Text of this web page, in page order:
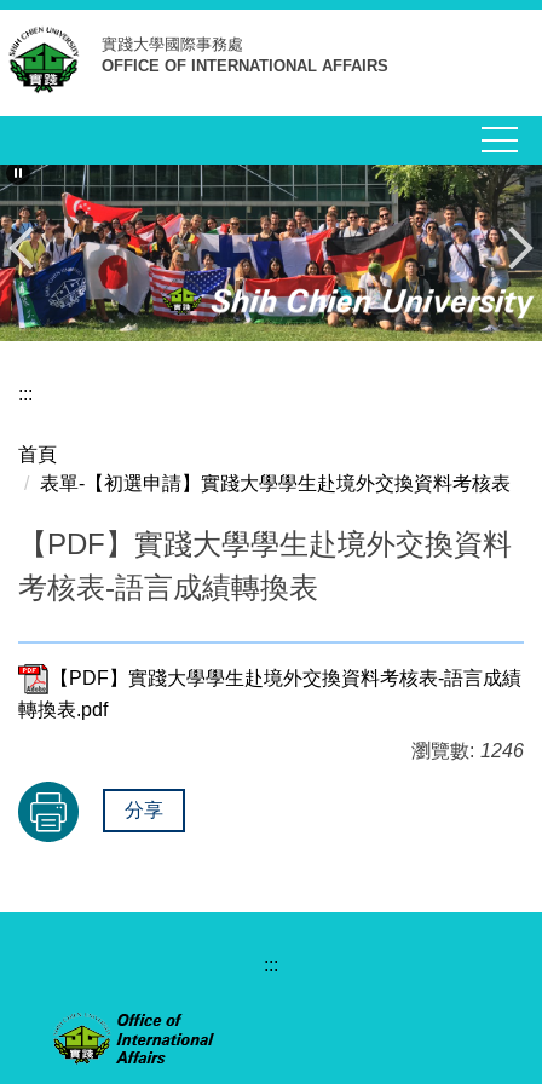
跳
到
主
要
容
區
實踐大學國際事務處
OFFICE OF INTERNATIONAL AFFAIRS
:::
首頁
表單-【初選申請】實踐大學學生赴境外交換資料考核表
【PDF】實踐大學學生赴境外交換資料
考核表-語言成績轉換表
【PDF】實踐大學學生赴境外交換資料考核表-語言成績
轉換表.pdf
瀏覽數: 1246
分享
:::